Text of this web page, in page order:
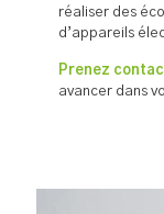
réaliser des
d’appareils
Prenez
avancer dans